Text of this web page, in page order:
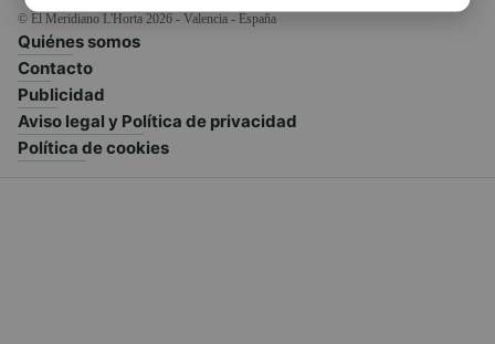
© El Meridiano L'Horta 2026 - Valencia - España
Quiénes somos
Contacto
Publicidad
Aviso legal y Política de privacidad
Política de cookies